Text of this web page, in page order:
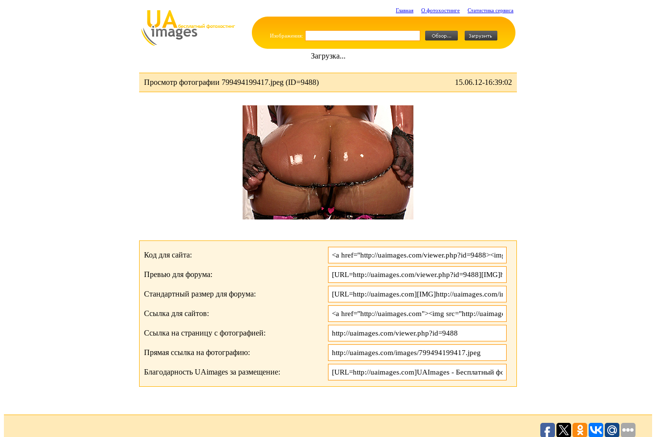
Главная О фотохостинге Статистика сервиса
Изображения:
Загрузка...
Просмотр фотографии 799494199417.jpeg (ID=9488) 15.06.12-16:39:02
Код для сайта:
Превью для форума:
Стандартный размер для форума:
Ссылка для сайтов:
Ссылка на страницу с фотографией:
Прямая ссылка на фотографию:
Благодарность UAimages за размещение: